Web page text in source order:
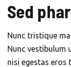
Sed
Nunc tristique
Nunc vestibulum
nisi egestas